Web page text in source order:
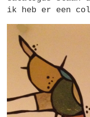
ik heb er een